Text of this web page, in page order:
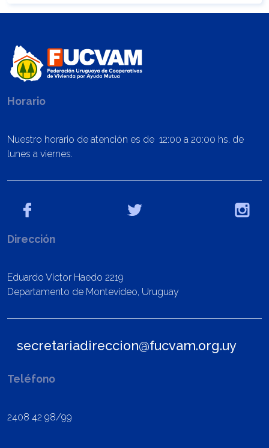
Horario
Nuestro horario de atención es de 12:00 a 20:00 hs. de
lunes a viernes.
Dirección
Eduardo Victor Haedo 2219
Departamento de Montevideo, Uruguay
secretariadireccion@fucvam.org.uy
Teléfono
2408 42 98/99